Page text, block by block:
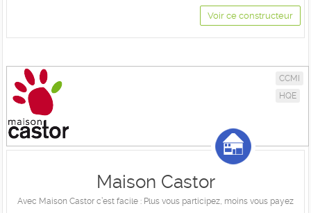
Voir ce constructeur
CCMI
HQE
Maison Castor
Avec Maison Castor c’est facile : Plus vous participez, moins vous payez